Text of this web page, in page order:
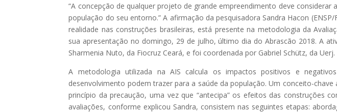
“A concepção de qualquer projeto de grande empreendimento deve considerar
população do seu entorno.” A afirmação da pesquisadora Sandra Hacon
realidade nas construções brasileiras, está presente na metodologia da
sua apresentação no domingo, 29 de julho, último dia do Abrascão 2018. A
Sharmenia Nuto, da Fiocruz Ceará, e foi coordenada por Gabriel Schütz, da Uerj.
A metodologia utilizada na AIS calcula os impactos positivos e
desenvolvimento podem trazer para a saúde da população. Um conceito-
princípio da precaução, uma vez que “antecipa” os efeitos das construções
avaliações, conforme explicou Sandra, consistem nas seguintes etapas: